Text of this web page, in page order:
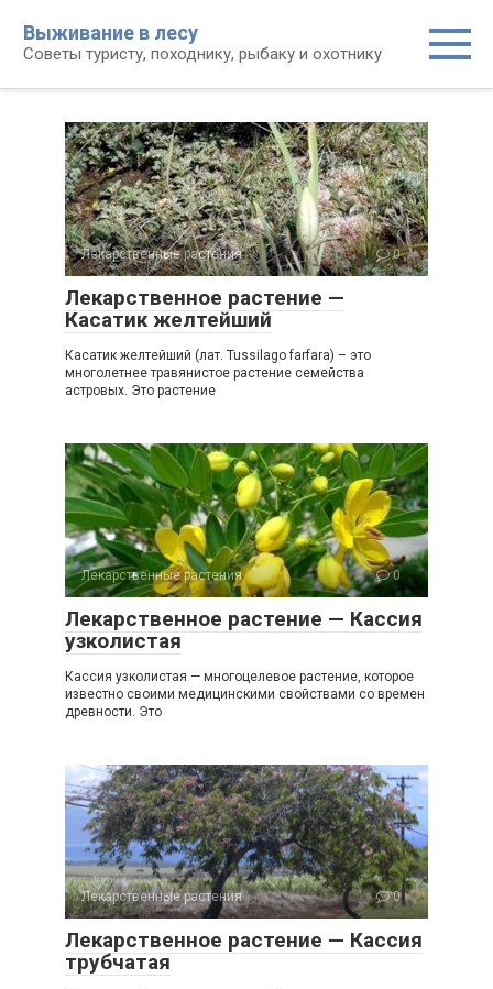
контенту
Выживание в лесу
Советы туристу, походнику, рыбаку и охотнику
Лекарственные растения 0
Лекарственное растение —
Касатик желтейший
Касатик желтейший (лат. Tussilago farfara) – это
многолетнее травянистое растение семейства
астровых. Это растение
Лекарственные растения 0
Лекарственное растение — Кассия
узколистая
Кассия узколистая — многоцелевое растение, которое
известно своими медицинскими свойствами со времен
древности. Это
Лекарственные растения 0
Лекарственное растение — Кассия
трубчатая